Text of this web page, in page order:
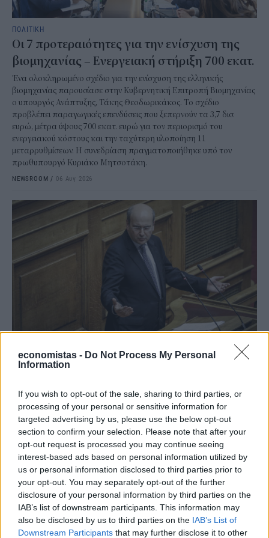
economistas - Do Not Process My Personal
Information
If you wish to opt-out of the sale, sharing to third parties, or
processing of your personal or sensitive information for
targeted advertising by us, please use the below opt-out
section to confirm your selection. Please note that after your
opt-out request is processed you may continue seeing
interest-based ads based on personal information utilized by
us or personal information disclosed to third parties prior to
your opt-out. You may separately opt-out of the further
disclosure of your personal information by third parties on the
IAB’s list of downstream participants. This information may
also be disclosed by us to third parties on the IAB’s List of
Downstream Participants that may further disclose it to other
ΠΟΛΙΤΙΚΗ
Οι 7 προτεραιότητες για την ενίσχυση της
βιομηχανίας – Ενεργειακή στήριξη 700 εκατ.
Ένα ολοκληρωμένο σχέδιο για την ενίσχυση της ελληνικής
βιομηχανίας παρουσίασε στην Κυβερνητική Επιτροπή Βιομηχανίας
ο υπουργός Ανάπτυξης, Τάκης Θεοδωρικάκος. Το σχέδιο
προβλέπει παραγωγικές επενδύσεις που ξεπερνούν τα 3,7 δισ.
ευρώ, μέτρα ύψους 700 εκατ. ευρώ για τον περιορισμό του
ενεργειακού κόστους και την ταχύτερη υλοποίηση 11
μεταρρυθμίσεων. Η συνεδρίαση πραγματοποιήθηκε υπό τον
πρωθυπουργό Κυριάκο Μητσοτάκη.
NEWSROOM / 06 Αυγ 2026
Κ. Χατζηδάκης για καλώδιο Ελλάδας -
αμφισβητήσεις
Ο αντιπρόεδρος της κυβέρνησης Κωστής
Χατζηδάκης τοποθετήθηκε για τη χθεσινή συμφωνία μεταξύ του
ΑΔΜΗΕ και της γαλλικής εταιρείας Meridiam σχετικά με τη
συμμετοχή της στο έργο της ηλεκτρικής διασύνδεσης Ελλάδας–
Κύπρου (GSI).
NEWSROOM/06 Αυγ 2026